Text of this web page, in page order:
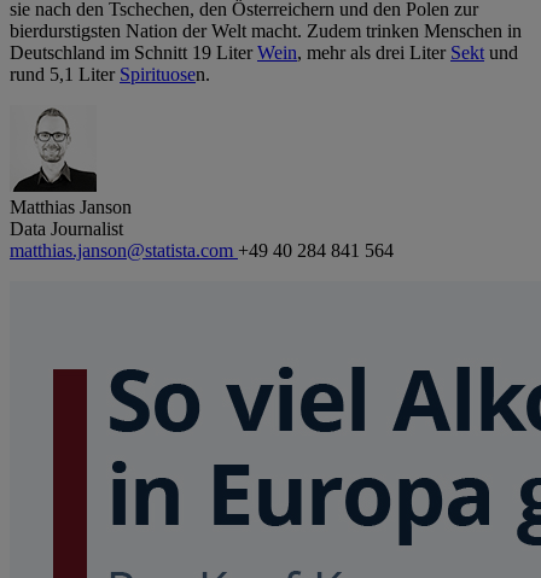
sie nach den Tschechen, den Österreichern und den Polen zur
bierdurstigsten Nation der Welt macht. Zudem trinken Menschen in
Deutschland im Schnitt 19 LiterWein, mehr als drei Liter Sektund
rund 5,1 Liter Spirituosen.
Matthias Janson
Data Journalist
matthias.janson@statista.com +49 40 284 841 564